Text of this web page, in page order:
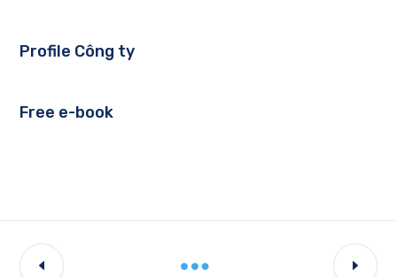
Profile Công ty
Free e-book